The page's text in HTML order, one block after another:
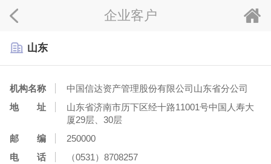
企业客户
山东
机构名称
中国信达资产管理股份有限公司山东省分公司
地 址
山东省济南市历下区经十路11001号中国人寿大
厦29层、30层
邮 编
250000
电 话
（0531）8708257